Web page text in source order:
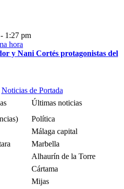
1:27 pm
y Nani Cortés protagonistas del
Noticias de Portada
Últimas noticias
Política
Málaga capital
Marbella
Alhaurín de la Torre
Cártama
Mijas